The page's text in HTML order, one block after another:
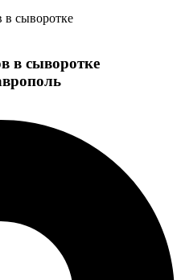
в сыворотке
в сыворотке